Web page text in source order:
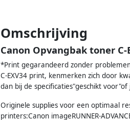
Omschrijving
Canon Opvangbak toner C-
*Print gegarandeerd zonder
C-EXV34 print, kenmerken zich door
dan bij de specificaties"geschikt
Originele supplies voor een optimaal
printers:Canon imageRUNNER-